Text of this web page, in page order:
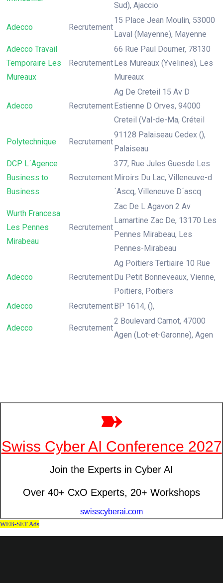
Sud), Ajaccio
Adecco Recrutement
15 Place Jean Moulin, 53000
Laval (Mayenne), Mayenne
Adecco Travail
Temporaire Les
Mureaux
Recrutement
66 Rue Paul Doumer, 78130
Les Mureaux (Yvelines), Les
Mureaux
Adecco Recrutement
Ag De Creteil 15 Av D
Estienne D Orves, 94000
Creteil (Val-de-Ma, Créteil
Polytechnique Recrutement
91128 Palaiseau Cedex (),
Palaiseau
DCP L´Agence
Business to
Business
Recrutement
377, Rue Jules Guesde Les
Miroirs Du Lac, Villeneuve-d
´Ascq, Villeneuve D´ascq
Wurth Francesa
Les Pennes
Mirabeau
Recrutement
Zac De L Agavon 2 Av
Lamartine Zac De, 13170 Les
Pennes Mirabeau, Les
Pennes-Mirabeau
Adecco Recrutement
Ag Poitiers Tertiaire 10 Rue
Du Petit Bonneveaux, Vienne,
Poitiers, Poitiers
Adecco
RecrutementBP 1614, (),
Adecco Recrutement
2 Boulevard Carnot, 47000
Agen (Lot-et-Garonne), Agen